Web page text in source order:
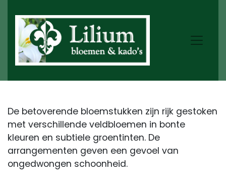
De betoverende bloemstukken zijn rijk gestoken
met verschillende veldbloemen in bonte
kleuren en subtiele groentinten. De
arrangementen geven een gevoel van
ongedwongen schoonheid.